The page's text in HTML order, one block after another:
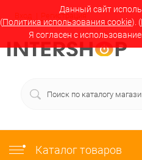
Данный сайт
(Политика использования cookie). (
Я согласен с
Вход Регистрация
Каталог товаров